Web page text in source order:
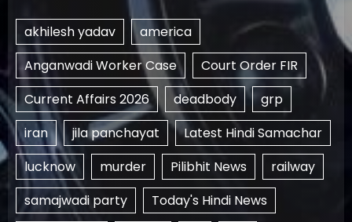
akhilesh yadav
america
Anganwadi Worker Case
Court Order FIR
Current Affairs 2026
deadbody
grp
iran
jila panchayat
Latest Hindi Samachar
lucknow
murder Pilibhit News
railway
samajwadi party
Today's Hindi News